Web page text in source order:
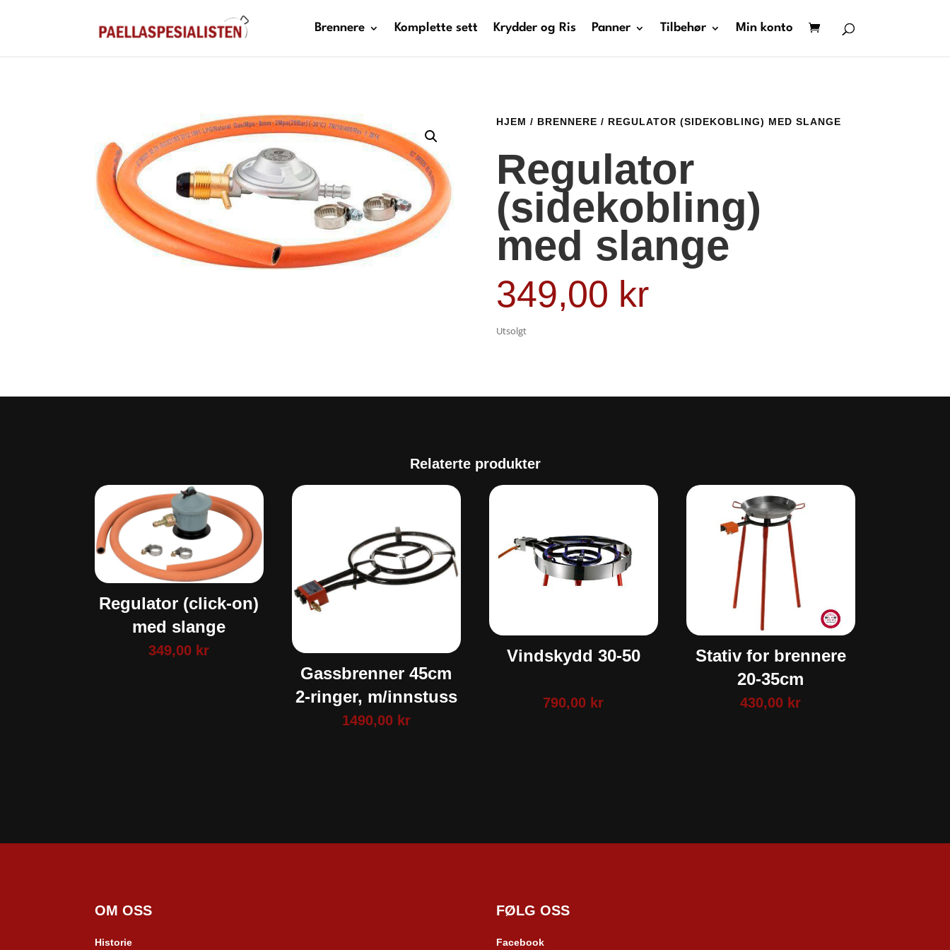
Brennere Komplette sett Krydder og Ris Panner Tilbehør Min konto
HJEM / BRENNERE / REGULATOR (SIDEKOBLING) MED SLANGE
Regulator
(sidekobling)
med slange
349,00 kr
Utsolgt
Relaterte produkter
Regulator (click-on)
med slange
349,00 kr
Gassbrenner 45cm
2-ringer, m/innstuss
1490,00 kr
Vindskydd 30-50
790,00 kr
Stativ for brennere
20-35cm
430,00 kr
OM OSS
Historie
FØLG OSS
Facebook